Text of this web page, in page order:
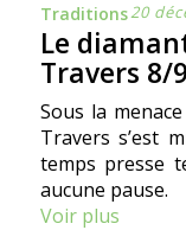
Traditions20
Le
Travers 8/9
Sous la
Travers s’est
temps presse
aucune pause.
Voir plus